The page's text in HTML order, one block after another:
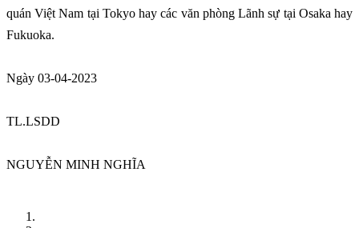
quán Việt Nam tại Tokyo hay các văn phòng Lãnh sự tại Osaka hay
Fukuoka.
Ngày 03-04-2023
TL.LSDD
NGUYỄN MINH NGHĨA